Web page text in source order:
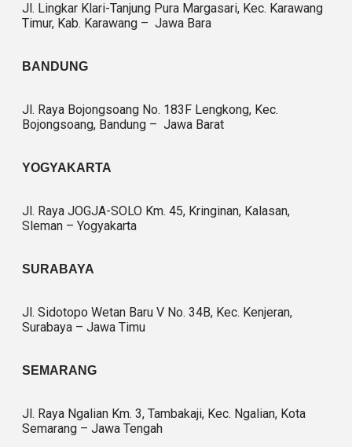
Jl. Lingkar Klari-Tanjung Pura Margasari, Kec. Karawang
Timur, Kab. Karawang – Jawa Bara
BANDUNG
Jl. Raya Bojongsoang No. 183F Lengkong, Kec.
Bojongsoang, Bandung – Jawa Barat
YOGYAKARTA
Jl. Raya JOGJA-SOLO Km. 45, Kringinan, Kalasan,
Sleman – Yogyakarta
SURABAYA
Jl. Sidotopo Wetan Baru V No. 34B, Kec. Kenjeran,
Surabaya – Jawa Timu
SEMARANG
Jl. Raya Ngalian Km. 3, Tambakaji, Kec. Ngalian, Kota
Semarang – Jawa Tengah